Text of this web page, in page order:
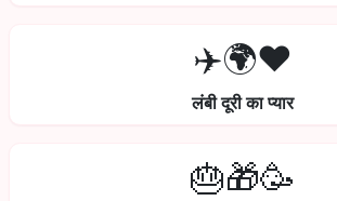
✈️🌍❤️
लंबी दूरी का प्यार
🎂🎁🥳